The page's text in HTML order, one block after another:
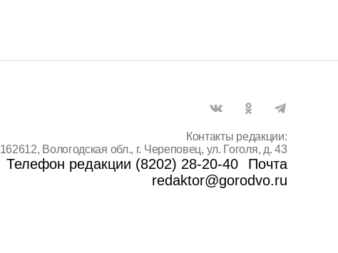
Контакты редакции:
162612, Вологодская обл., г. Череповец, ул. Гоголя, д. 43
Телефон редакции (8202) 28-20-40
Почта
redaktor@gorodvo.ru